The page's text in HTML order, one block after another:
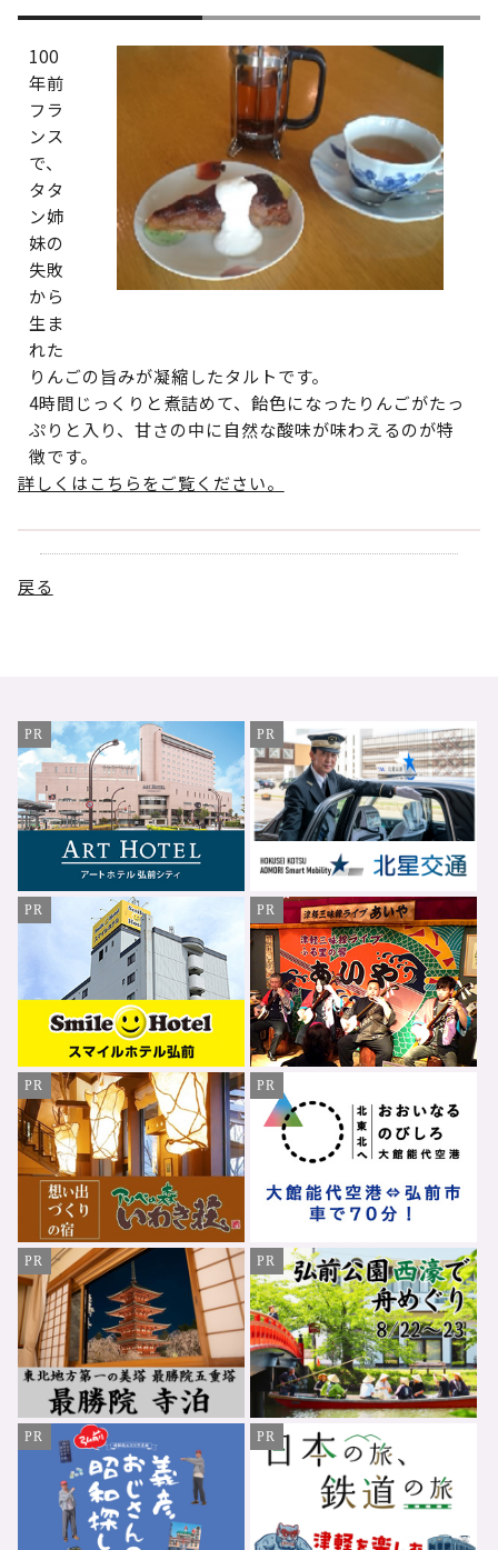
100
年前
フラ
ンス
で、
タタ
ン姉
妹の
失敗
から
生ま
れた
りんごの旨みが凝縮したタルトです。
4時間じっくりと煮詰めて、飴色になったりんごがたっ
ぷりと入り、甘さの中に自然な酸味が味わえるのが特
徴です。
詳しくはこちらをご覧ください。
戻る
PR PR
PR PR
PR PR
PR PR
PR PR